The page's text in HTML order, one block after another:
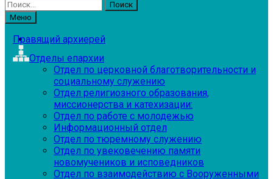
Найти:
Меню
Правящий архиерей
Отделы епархии
Отдел по церковной благотворительности и
социальному служению
Отдел религиозного образования,
миссионерства и катехизации:
Отдел по работе с молодежью
Информационный отдел
Отдел по тюремному служению
Отдел по увековечению памяти
новомучеников и исповедников
Отдел по взаимодействию с Вооруженными